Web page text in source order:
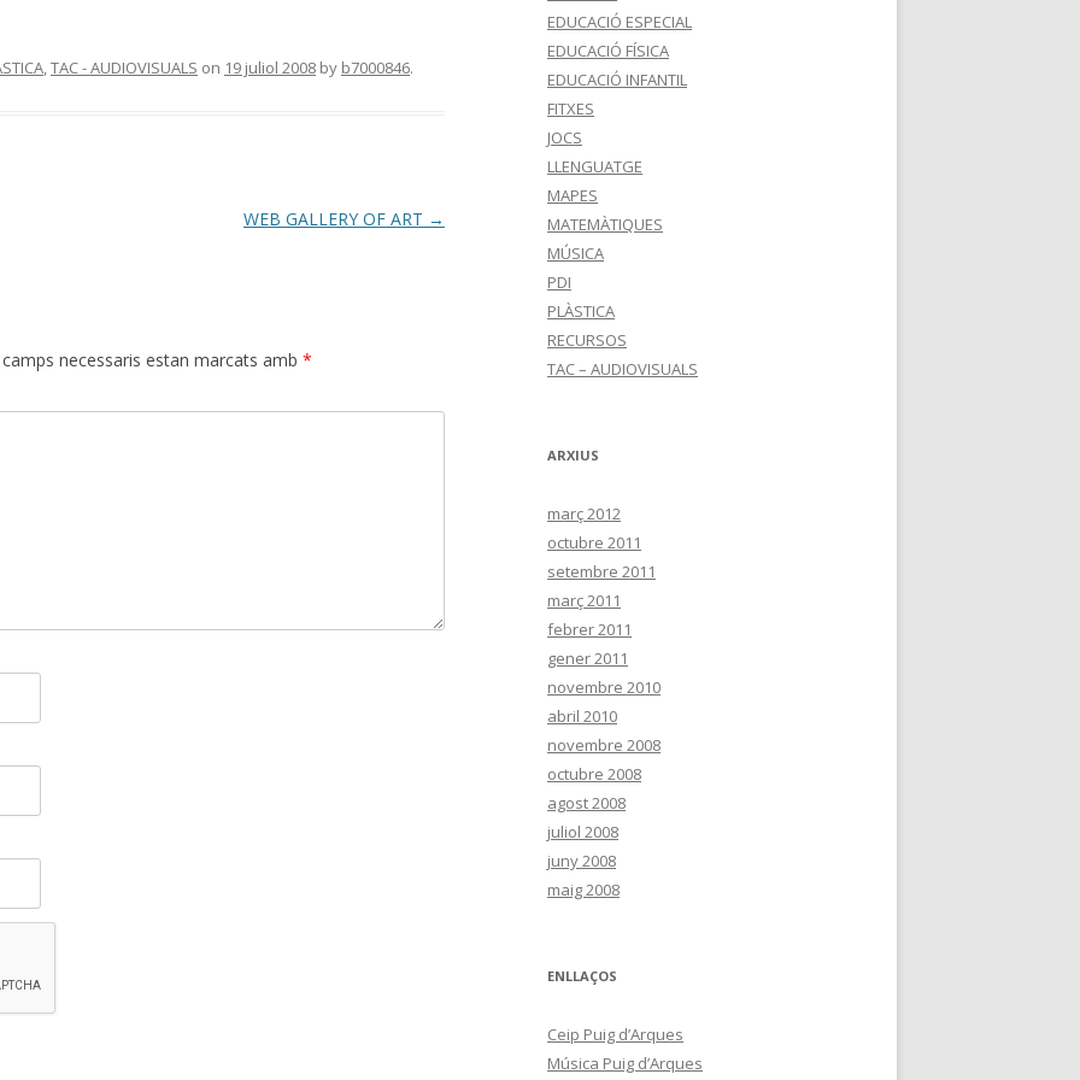
,TAC - AUDIOVISUALS on 19 juliol 2008 by b7000846.
WEB GALLERY OF ART →
necessaris estan marcats amb *
EDUCACIÓ ESPECIAL
EDUCACIÓ FÍSICA
EDUCACIÓ INFANTIL
FITXES
JOCS
LLENGUATGE
MAPES
MATEMÀTIQUES
MÚSICA
PDI
PLÀSTICA
RECURSOS
TAC – AUDIOVISUALS
ARXIUS
març 2012
octubre 2011
setembre 2011
març 2011
febrer 2011
gener 2011
novembre 2010
abril 2010
novembre 2008
octubre 2008
agost 2008
juliol 2008
juny 2008
maig 2008
ENLLAÇOS
Ceip Puig d’Arques
Música Puig d’Arques